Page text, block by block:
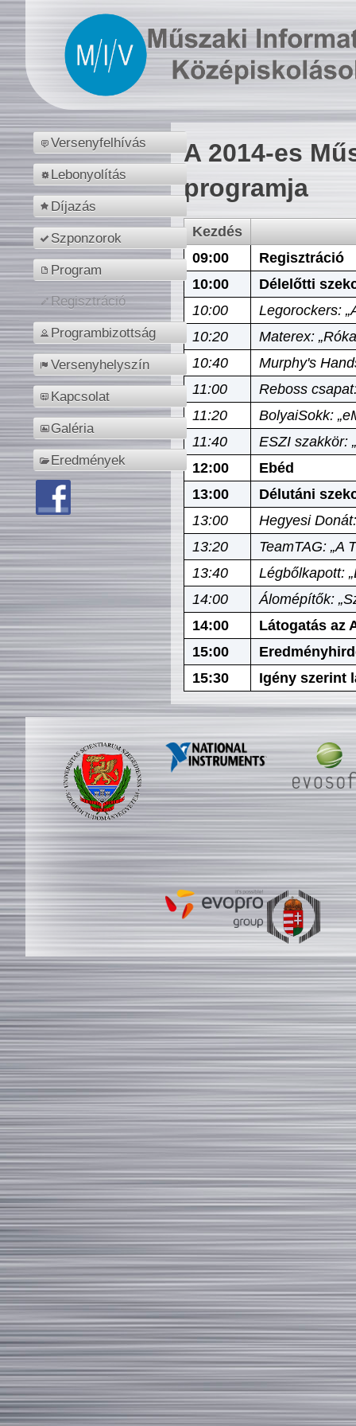
Versenyfelhívás
Lebonyolítás
Díjazás
Szponzorok
Program
Regisztráció
Programbizottság
Versenyhelyszín
Kapcsolat
Galéria
Eredmények
A 2014-es
programja
Kezdés
09:00
Regisztráció
10:00
Délelőtti
10:00
Legorockers:
10:20
Materex:
10:40
Murphy's
11:00
Reboss
11:20
BolyaiSokk:
11:40
ESZI szakkör:
12:00
Ebéd
13:00
Délutáni
13:00
Hegyesi
13:20
TeamTAG: „A
13:40
Légbőlkapott:
14:00
Álomépítők:
14:00
Látogatás az
15:00
15:30
Igény szerint